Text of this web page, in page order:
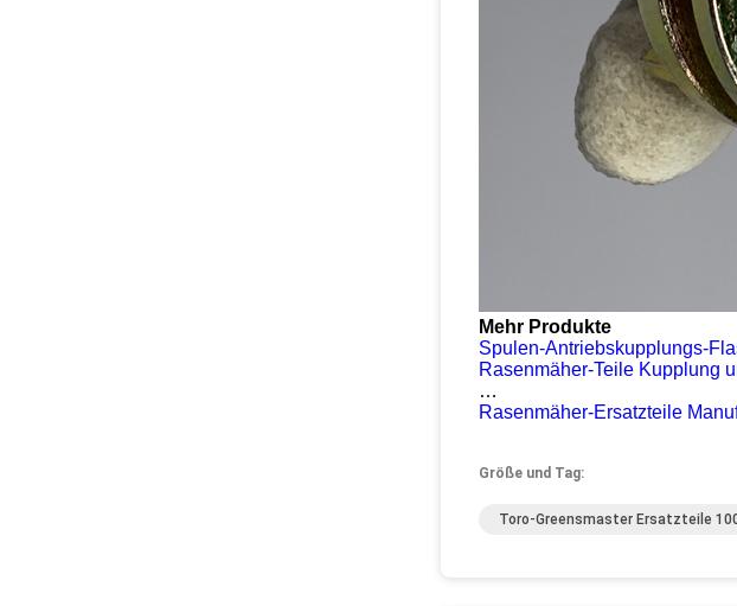
Mehr Produkte
Spulen-Antriebskupplungs-
Rasenmäher-Teile Kupplung
…
Rasenmäher-Ersatzteile
Größe und Tag:
Toro-Greensmaster Ersatzteile